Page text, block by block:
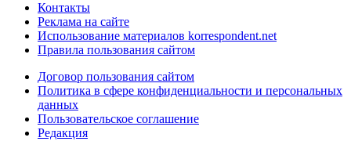
Контакты
Реклама на сайте
Использование материалов korrespondent.net
Правила пользования сайтом
Договор пользования сайтом
Политика в сфере конфиденциальности и персональных
данных
Пользовательское соглашение
Редакция